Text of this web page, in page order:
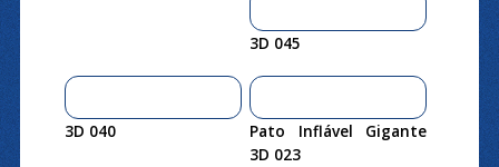
3D 045
3D 040
Pato Inflável Gigante
3D 023